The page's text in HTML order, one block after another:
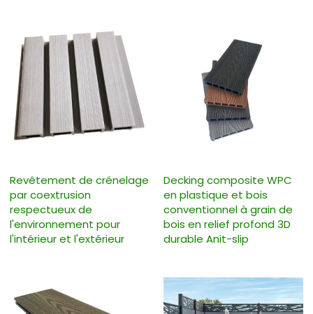
Revêtement de crénelage
par coextrusion
respectueux de
l'environnement pour
l'intérieur et l'extérieur
Decking composite WPC
en plastique et bois
conventionnel à grain de
bois en relief profond 3D
durable Anit-slip